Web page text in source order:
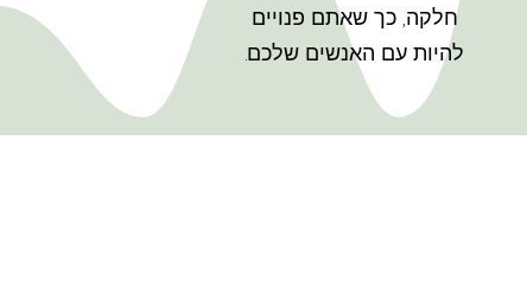
חלקה, כך שאתם פנויים
להיות עם האנשים שלכם.